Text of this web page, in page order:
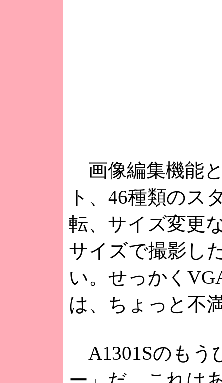
画像編集機能
ト、46種類のス
転、サイズ変更
サイズで撮影し
い。せっかく
は、ちょっと不
A1301Sのもう